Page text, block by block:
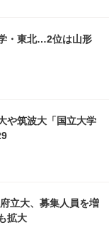
・東北…2位は山形
や筑波大「国立大学
立大、募集人員を増
拡大